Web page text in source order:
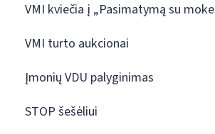
VMI kviečia į „Pasimatymą su
VMI turto aukcionai
Įmonių VDU palyginimas
STOP šešėliui